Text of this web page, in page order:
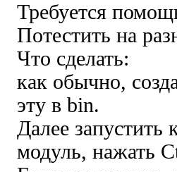
Требуется
Потестить на
Что сделать:
как обычно,
эту в bin.
Далее запустить
модуль, нажать